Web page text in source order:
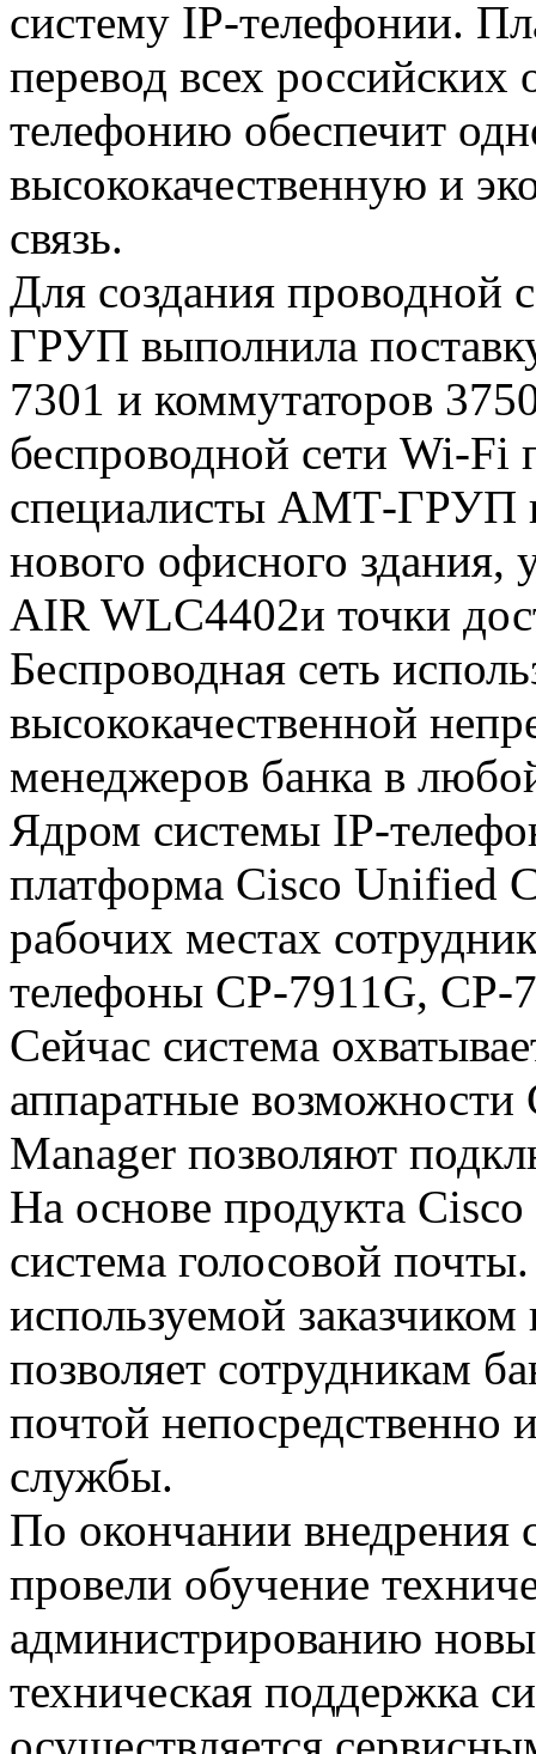
систему IP-телефонии.
перевод всех российских
телефонию обеспечит
высококачественную и
связь.
Для создания
ГРУП выполнила
7301 и коммутаторов
беспроводной сети Wi-Fi
специалисты АМТ-ГРУП
нового офисного здания,
AIR WLC4402и точки
Беспроводная сеть
высококачественной
менеджеров банка в
Ядром системы IP-
платформа Cisco Unified
рабочих местах
телефоны CP-7911G, CP-
Сейчас система
аппаратные
Manager позволяют
На основе продукта
система голосовой
используемой
позволяет сотрудникам
почтой непосредственно
службы.
По окончании
провели обучение
администрированию
техническая поддержка